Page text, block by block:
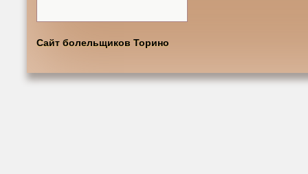
Сайт болельщиков Торино